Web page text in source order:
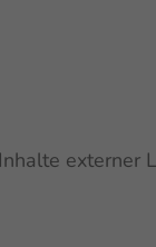
externer